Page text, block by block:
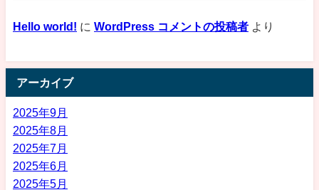
Hello world! に WordPress コメントの投稿者 より
アーカイブ
2025年9月
2025年8月
2025年7月
2025年6月
2025年5月